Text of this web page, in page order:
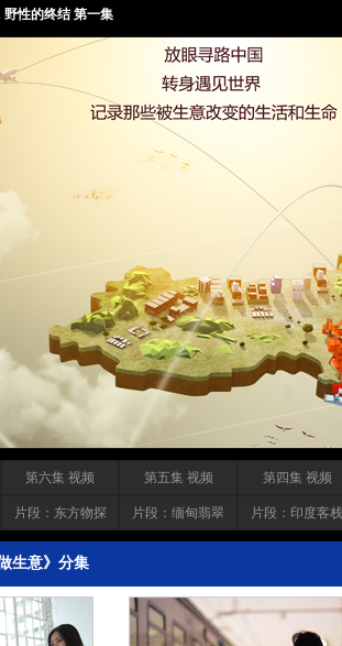
野性的终结 第一集
第六集 视频 第五集 视频 第四集 视频
片段：东方物探 片段：缅甸翡翠 片段：印度客栈
生意》分集